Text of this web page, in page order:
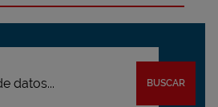
BUSCAR